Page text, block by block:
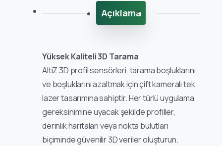
Açıklama
Yüksek Kaliteli 3D Tarama
AltiZ 3D profil sensörleri, tarama boşluklarını
ve boşluklarını azaltmak için çift kameralı tek
lazer tasarımına sahiptir. Her türlü uygulama
gereksinimine uyacak şekilde profiller,
derinlik haritaları veya nokta bulutları
biçiminde güvenilir 3D veriler oluşturun.